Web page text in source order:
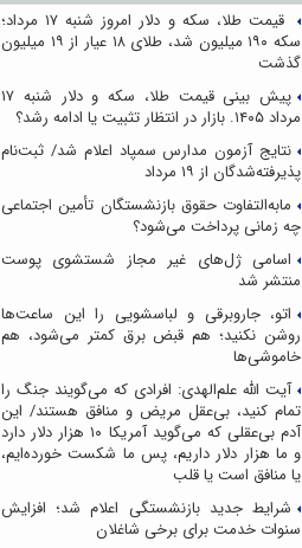
قیمت طلا، سکه و دلار امروز شنبه ۱۷ مرداد؛
سکه ۱۹۰ میلیون شد، طلای ۱۸ عیار از ۱۹ میلیون
گذشت
پیش بینی قیمت طلا، سکه و دلار شنبه ۱۷
مرداد ۱۴۰۵. بازار در انتظار تثبیت یا ادامه رشد؟
نتایج آزمون مدارس سمپاد اعلام شد/ ثبت‌نام
پذیرفته‌شدگان از ۱۹ مرداد
مابه‌التفاوت حقوق بازنشستگان تأمین اجتماعی
چه زمانی پرداخت می‌شود؟
اسامی ژل‌های غیر مجاز شستشوی پوست
منتشر شد
اتو، جاروبرقی و لباسشویی را این ساعت‌ها
روشن نکنید؛ هم قبض برق کمتر می‌شود، هم
خاموشی‌ها
آیت الله علم‌الهدی: افرادی که می‌گویند جنگ را
تمام کنید، بی‌عقل مریض و منافق هستند/ این
آدم بی‌عقلی که می‌گوید آمریکا ۱۰ هزار دلار دارد
و ما هزار دلار داریم، پس ما شکست خورده‌ایم،
یا منافق است یا قلب
شرایط جدید بازنشستگی اعلام شد؛ افزایش
سنوات خدمت برای برخی شاغلان